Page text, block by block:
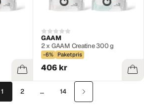
GAAM
2 x GAAM Creatine 300 g
-6% Paketpris
406 kr
1 2 … 14